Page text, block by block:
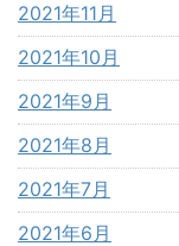
2021年11月
2021年10月
2021年9月
2021年8月
2021年7月
2021年6月